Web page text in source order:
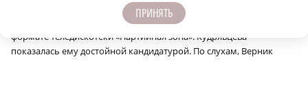
знакомство с Игорем Верником. В то время актёр как раз искал
себе партнёршу, чтобы вести музыкальную программу в
формате теледискотеки «Партийная зона». Кудрявцева
показалась ему достойной кандидатурой. По слухам, Верник
ПРИНЯТЬ